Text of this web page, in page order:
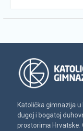
Katolička gimnazija
dugoj i bogatoj
prostorima Hrvatske.